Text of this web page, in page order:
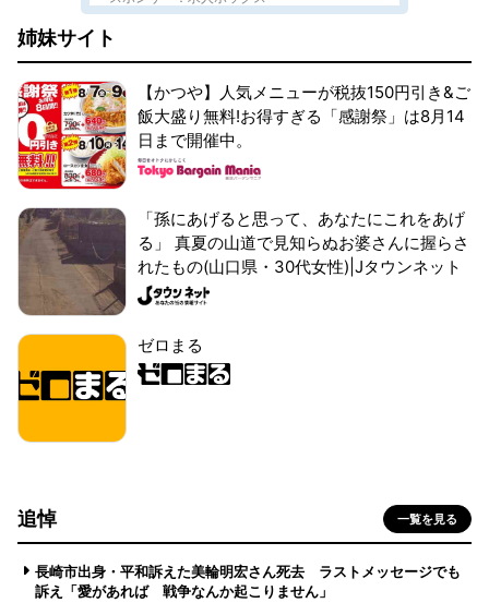
姉妹サイト
【かつや】人気メニューが税抜150円引き&ご
飯大盛り無料!お得すぎる「感謝祭」は8月14
日まで開催中。
「孫にあげると思って、あなたにこれをあげ
る」 真夏の山道で見知らぬお婆さんに握らさ
れたもの(山口県・30代女性)|Jタウンネット
ゼロまる
追悼 一覧を見る
長崎市出身・平和訴えた美輪明宏さん死去 ラストメッセージでも
訴え「愛があれば 戦争なんか起こりません」